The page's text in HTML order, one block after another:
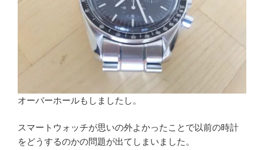
オーバーホールもしましたし。
スマートウォッチが思いの外よかったことで以前の時計
をどうするのかの問題が出てしまいました。